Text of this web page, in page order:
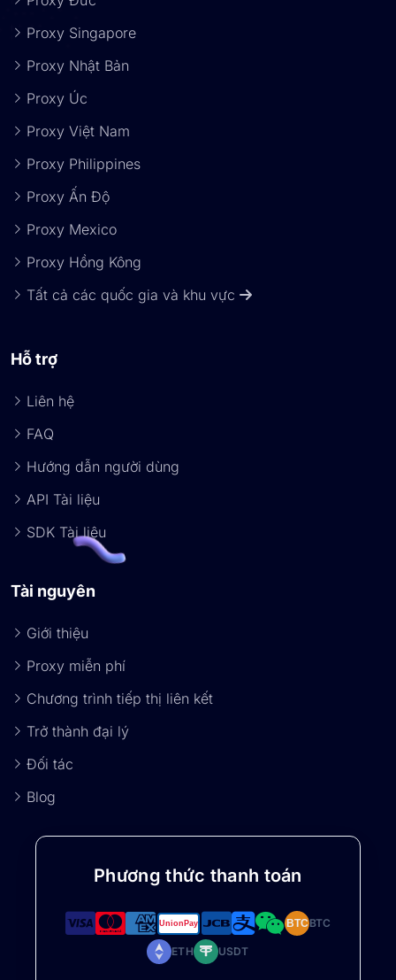
Proxy Singapore
Proxy Nhật Bản
Proxy Úc
Proxy Việt Nam
Proxy Philippines
Proxy Ấn Độ
Proxy Mexico
Proxy Hồng Kông
Tất cả các quốc gia và khu vực
Hỗ trợ
Liên hệ
FAQ
Hướng dẫn người dùng
API Tài liệu
SDK Tài liệu
Tài nguyên
Giới thiệu
Proxy miễn phí
Chương trình tiếp thị liên kết
Trở thành đại lý
Đối tác
Blog
Phương thức thanh toán
BTCBTC
ETH USDT